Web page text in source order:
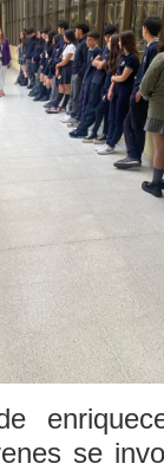
se